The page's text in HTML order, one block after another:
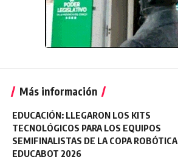
Más información
EDUCACIÓN: LLEGARON LOS KITS
TECNOLÓGICOS PARA LOS EQUIPOS
SEMIFINALISTAS DE LA COPA ROBÓTICA
EDUCABOT 2026